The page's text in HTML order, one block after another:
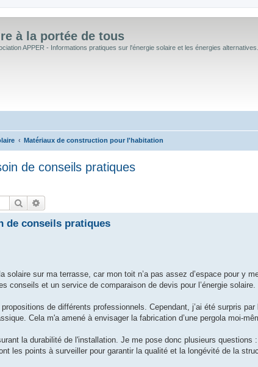
à la portée de tous
APPER - Informations pratiques sur l'énergie solaire et les énergies alternatives.
Matériaux de construction pour l'habitation
de conseils pratiques
Rechercher
de conseils pratiques
solaire sur ma terrasse, car mon toit n’a pas assez d’espace pour y
conseils et un service de comparaison de devis pour l’énergie solaire.
de différents professionnels. Cependant, j’ai été surpris
Cela m'a amené à envisager la fabrication d’une pergola moi-
la durabilité de l'installation. Je me pose donc plusieurs questions
les points à surveiller pour garantir la qualité et la longévité de la